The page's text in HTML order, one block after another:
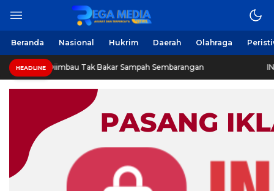
Beranda Nasional Hukrim Daerah Olahraga
HEADLINETak Bakar Sampah Sembarangan